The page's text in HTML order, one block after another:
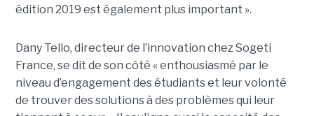
édition 2019 est également plus important ».
Dany Tello, directeur de l’innovation chez Sogeti
France, se dit de son côté « enthousiasmé par le
niveau d’engagement des étudiants et leur volonté
de trouver des solutions à des problèmes qui leur